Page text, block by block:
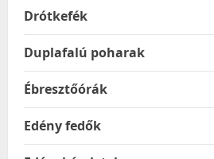
Drótkefék
Duplafalú poharak
Ébresztőórák
Edény fedők